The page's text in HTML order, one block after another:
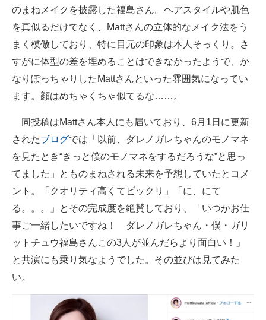
エレクトロニクス専門サイト
エネルギーの専門メディア
建設×テクノロジーの最前線
ちょっと気になるネットの話題
のまねメイクを披露した福島さん。ヘアスタイルや肌色
を真似るだけでなく、Mattさんの立体的なメイク法をう
まく模倣しており、特に目元の印象は本人そっくり。さ
すがに体型の差を埋めることはできなかったようで、か
なりぽっちゃりしたMattさんといった雰囲気になってい
ます。顔はめちゃくちゃ似てるな……。
同投稿はMattさん本人にも届いており、6月1日に更新
されたブログでは「以前、ダレノガレちゃんのモノマネ
を見たとき“きっと僕のモノマネをするだろうな”と思っ
てました」とものまねされる未来を予想していたとコメ
ント。「クオリティ高くてビックリ」「に、にて
る。。。」とその完成度を絶賛しており、「いつかお仕
事ご一緒したいですね！ ダレノガレちゃん・僕・ガリ
ットチュウ福島さんこの3人が並んだらより面白い！」
と共演にも乗り気なようでした。その並びは見てみた
い。